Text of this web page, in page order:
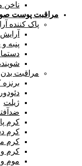
مراقبت پوست
پاک کننده
پنبه
مراقبت بدن
برنزه
ژیلت
کرم
کرم
کرم
کرم
موم